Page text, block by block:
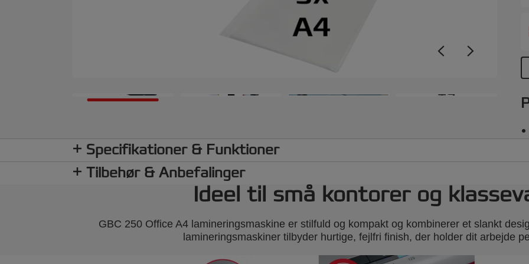
+9
Specifikationer & Funktioner
Tilbehør & Anbefalinger
Ideel til små kontorer og
GBC 250 Office A4 lamineringsmaskine er stilfuld og kompakt og kombinerer et slankt
lamineringsmaskiner tilbyder hurtige, fejlfri finish, der holder dit arbejde